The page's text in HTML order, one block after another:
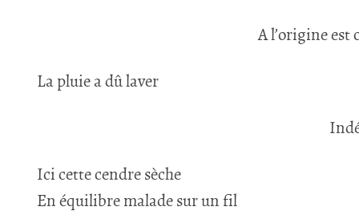
A l’origine est
La pluie a dû laver
Ici cette cendre sèche
En équilibre malade sur un fil